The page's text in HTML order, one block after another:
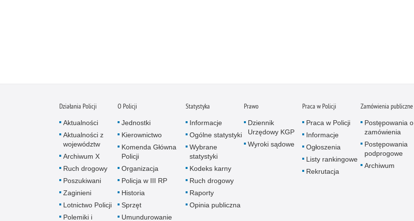
Działania Policji
Aktualności
Aktualności z
województw
Archiwum X
Ruch drogowy
Poszukiwani
Zaginieni
Lotnictwo Policji
Polemiki i
O Policji
Jednostki
Kierownictwo
Komenda Główna
Policji
Organizacja
Policja w III RP
Historia
Sprzęt
Umundurowanie
Statystyka
Informacje
Ogólne statystyki
Wybrane
statystyki
Kodeks karny
Ruch drogowy
Raporty
Opinia publiczna
Prawo
Dziennik
Urzędowy KGP
Wyroki sądowe
Praca w Policji
Praca w Policji
Informacje
Ogłoszenia
Listy rankingowe
Rekrutacja
Zamówienia publiczne
Postępowania o
zamówienia
Postępowania
podprogowe
Archiwum